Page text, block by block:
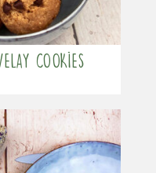
cookies